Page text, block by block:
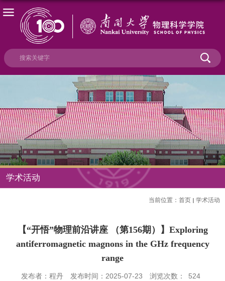
学术活动
当前位置： 首页 学术活动
【“开悟”物理前沿讲座 （第156期）】Exploring
antiferromagnetic magnons in the GHz frequency
range
发布者：程丹 发布时间：2025-07-23 浏览次数： 524